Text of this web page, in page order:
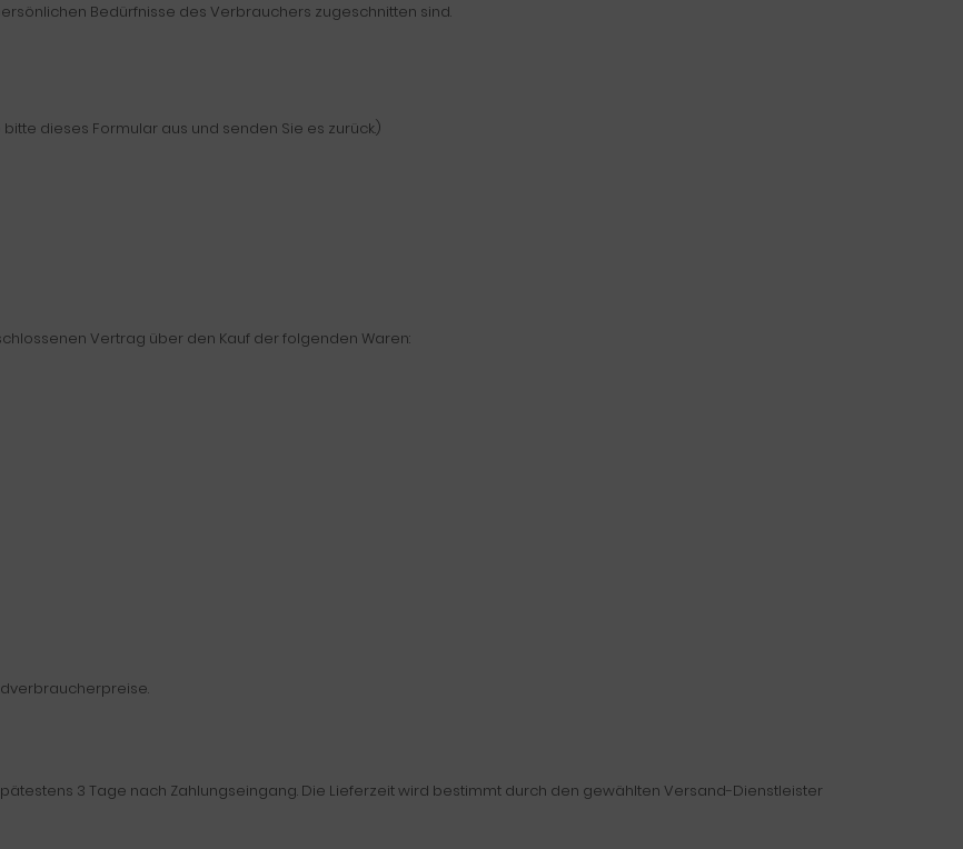
Bedürfnisse des Verbrauchers zugeschnitten sind.
dieses Formular aus und senden Sie es zurück.)
Vertrag über den Kauf der folgenden Waren:
3 Tage nach Zahlungseingang. Die Lieferzeit wird bestimmt durch den gewählten Versand-Dienstleister